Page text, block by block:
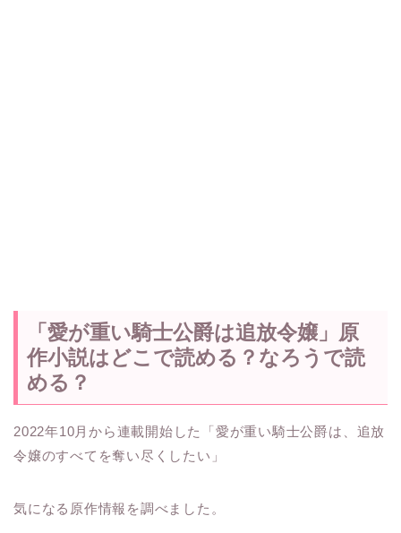
「愛が重い騎士公爵は追放令嬢」原
作小説はどこで読める？なろうで読
める？
2022年10月から連載開始した「愛が重い騎士公爵は、追放
令嬢のすべてを奪い尽くしたい」
気になる原作情報を調べました。